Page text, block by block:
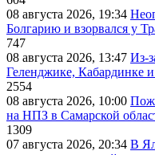
08 августа 2026, 19:34
Болгарию и взорвался у
747
08 августа 2026, 13:47 Из-
Геленджике, Кабардинке
2554
08 августа 2026, 10:00
на НПЗ в Самарской
1309
07 августа 2026, 20:34 В